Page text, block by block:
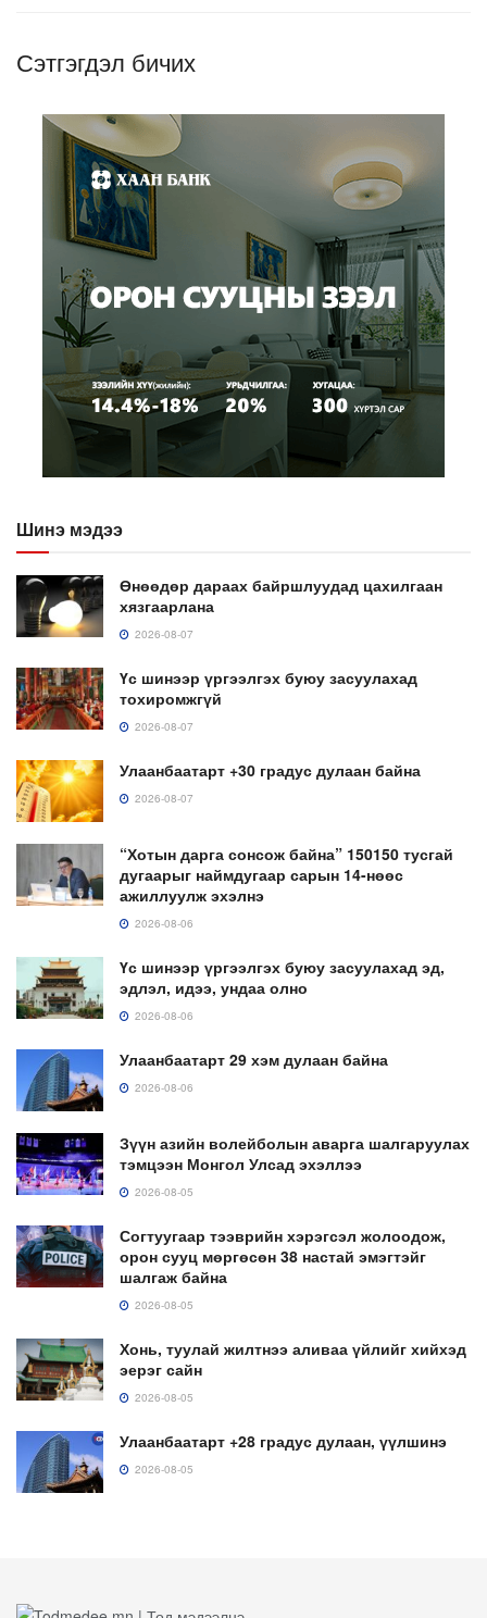
Сэтгэгдэл бичих
Шинэ мэдээ
Өнөөдөр дараах байршлуудад цахилгаан
хязгаарлана
2026-08-07
Үс шинээр үргээлгэх буюу засуулахад
тохиромжгүй
2026-08-07
Улаанбаатарт +30 градус дулаан байна
2026-08-07
“Хотын дарга сонсож байна” 150150 тусгай
дугаарыг наймдугаар сарын 14-нөөс
ажиллуулж эхэлнэ
2026-08-06
Үс шинээр үргээлгэх буюу засуулахад эд,
эдлэл, идээ, ундаа олно
2026-08-06
Улаанбаатарт 29 хэм дулаан байна
2026-08-06
Зүүн азийн волейболын аварга шалгаруулах
тэмцээн Монгол Улсад эхэллээ
2026-08-05
Согтуугаар тээврийн хэрэгсэл жолоодож,
орон сууц мөргөсөн 38 настай эмэгтэйг
шалгаж байна
2026-08-05
Хонь, туулай жилтнээ аливаа үйлийг хийхэд
эерэг сайн
2026-08-05
Улаанбаатарт +28 градус дулаан, үүлшинэ
2026-08-05